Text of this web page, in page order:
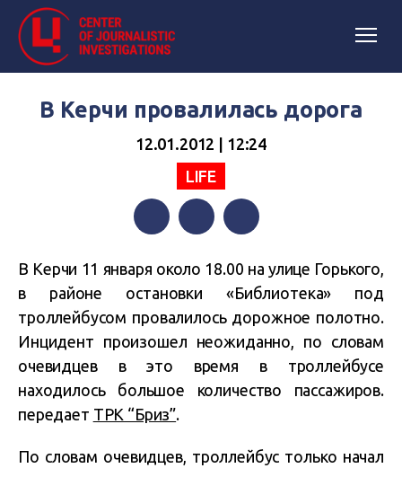
В Керчи провалилась дорога
12.01.2012 | 12:24
LIFE
В Керчи 11 января около 18.00 на улице Горького,
в районе остановки «Библиотека» под
троллейбусом провалилось дорожное полотно.
Инцидент произошел неожиданно, по словам
очевидцев в это время в троллейбусе
находилось большое количество пассажиров.
передает ТРК “Бриз”.
По словам очевидцев, троллейбус только начал